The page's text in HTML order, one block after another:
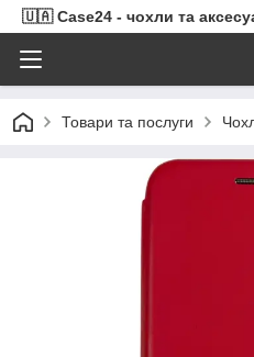
🇺🇦 Case24 - чохли та
Товари та послуги